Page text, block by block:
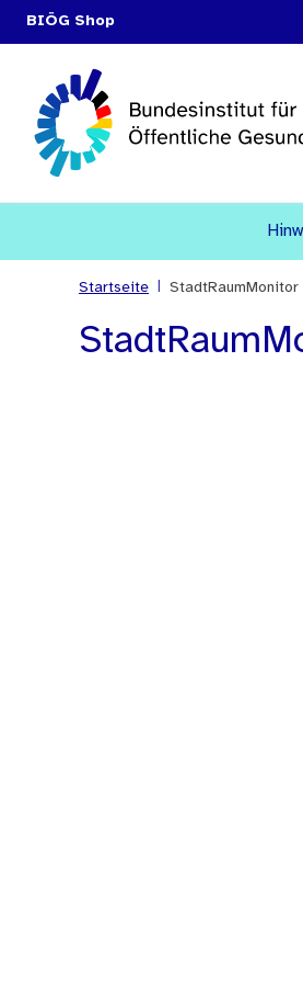
BIÖG Shop
Startseite